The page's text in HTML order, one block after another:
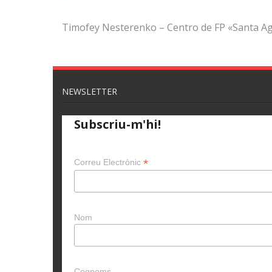
Timofey Nesterenko – Centro de FP «Santa
NEWSLETTER
Subscriu-m'hi!
Correu Electrònic *
Nom